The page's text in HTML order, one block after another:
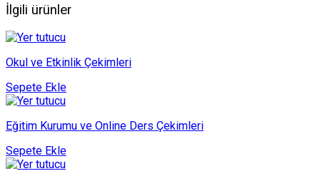
İlgili ürünler
Okul ve Etkinlik Çekimleri
Sepete Ekle
Eğitim Kurumu ve Online Ders Çekimleri
Sepete Ekle